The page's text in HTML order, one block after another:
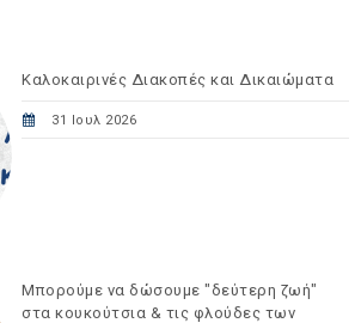
Καλοκαιρινές Διακοπές και Δικαιώματα
31 Ιουλ 2026
Μπορούμε να δώσουμε "δεύτερη ζωή"
στα κουκούτσια & τις φλούδες των